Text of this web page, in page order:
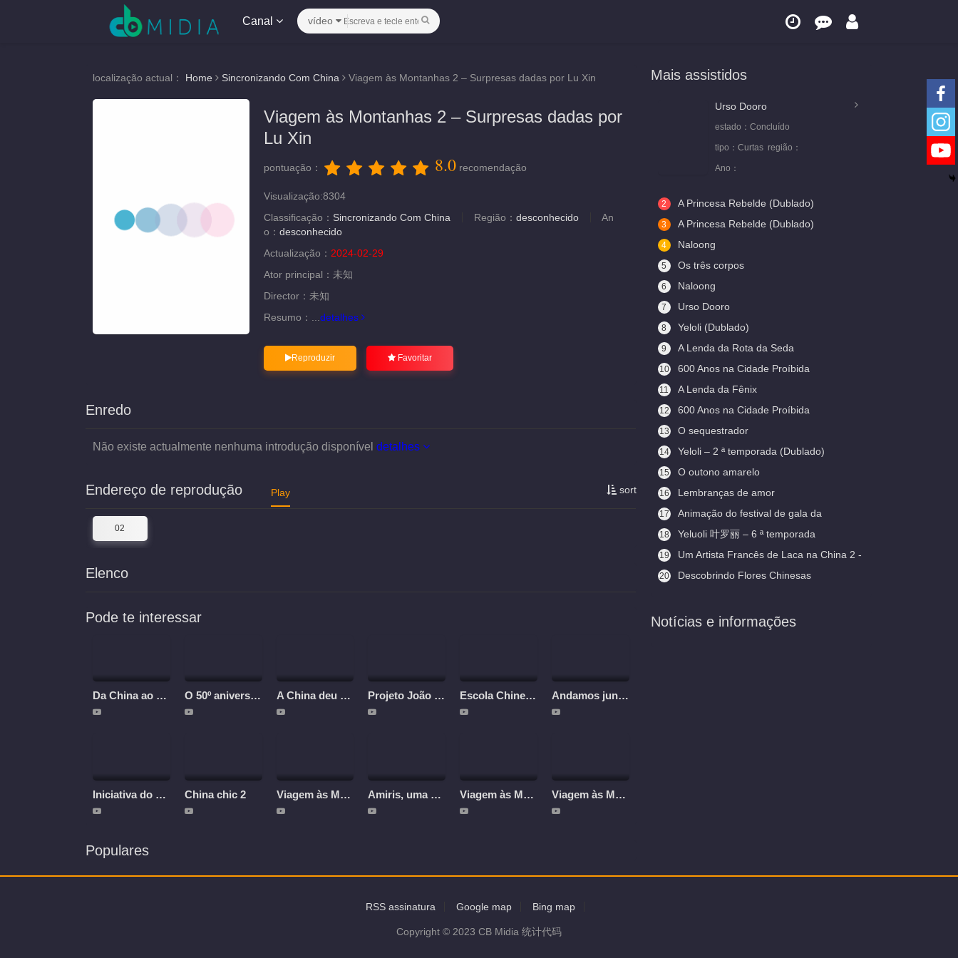
Canal vídeo
localização actual： Home Sincronizando Com China Viagem às Montanhas 2 – Surpresas dadas por Lu Xin
Viagem às Montanhas 2 – Surpresas dadas por
Lu Xin
pontuação： 8.0 recomendação
Visualização:8304
Classificação： Sincronizando Com China Região： desconhecido
An
o： desconhecido
Actualização： 2024-02-29
Ator principal： 未知
Director： 未知
Resumo：
detalhes
Reproduzir Favoritar
Enredo
Não existe actualmente nenhuma introdução disponível detalhes
sort
Endereço de reprodução Play
02
Elenco
Pode te interessar
Da China ao Brasil: Tão longe, tão perto O 50º aniversário da restauração da China de sua sede legítima na ONU A China deu um exemplo ao mundo Projeto João Câmara Escola Chinesa do Rio de Janeiro Andamos juntos
Iniciativa do Cinturão e Rota China chic 2 Viagem às Montanhas – Viagem de pandas gigantes às montanhas Amiris, uma estudante brasileira aprendendo chinês pelas ruas Viagem às Montanhas 3 - Tao Tao e sua Mãe Viagem às Montanhas 2 – Surpresas dadas por Lu Xin
Populares
Mais assistidos
Urso Dooro
estado： Concluído
tipo： Curtas região：
Ano：
2 A Princesa Rebelde (Dublado)
3 A Princesa Rebelde (Dublado)
4 Naloong
5 Os três corpos
6 Naloong
7 Urso Dooro
8 Yeloli (Dublado)
9 A Lenda da Rota da Seda
10
600 Anos na Cidade Proíbida
(Legendado)
11 A Lenda da Fênix
12 600 Anos na Cidade Proíbida
13 O sequestrador
14 Yeloli – 2 ª temporada (Dublado)
15 O outono amarelo
16 Lembranças de amor
17
Animação do festival de gala da
primavera
18
Yeluoli 叶罗丽 – 6 ª temporada
(Legendado)
19
Um Artista Francês de Laca na China 2 -
Aceitando Aprendizes
20
Descobrindo Flores Chinesas
Notícias e informações
RSS assinatura Google map Bing map
Copyright © 2023 CB Midia 统计代码